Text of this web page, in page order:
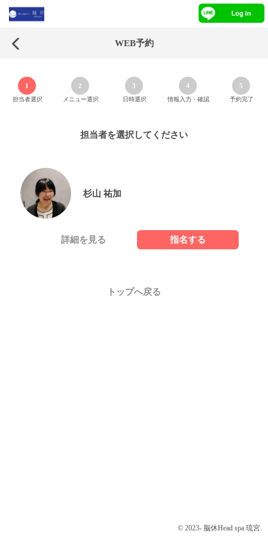
WEB予約
1
担当者選択
2
メニュー選択
3
日時選択
4
情報入力・確認
5
予約完了
担当者を選択してください
杉山 祐加
詳細を見る 指名する
トップへ戻る
© 2023- 脳休Head spa 琉宮.